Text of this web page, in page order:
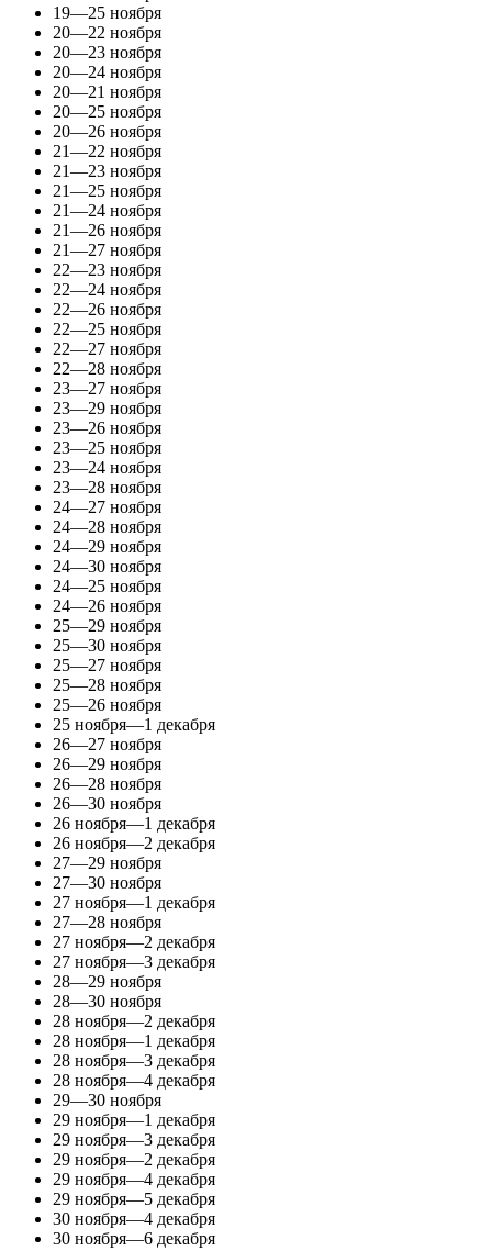
19—25 ноября
20—22 ноября
20—23 ноября
20—24 ноября
20—21 ноября
20—25 ноября
20—26 ноября
21—22 ноября
21—23 ноября
21—25 ноября
21—24 ноября
21—26 ноября
21—27 ноября
22—23 ноября
22—24 ноября
22—26 ноября
22—25 ноября
22—27 ноября
22—28 ноября
23—27 ноября
23—29 ноября
23—26 ноября
23—25 ноября
23—24 ноября
23—28 ноября
24—27 ноября
24—28 ноября
24—29 ноября
24—30 ноября
24—25 ноября
24—26 ноября
25—29 ноября
25—30 ноября
25—27 ноября
25—28 ноября
25—26 ноября
25 ноября—1 декабря
26—27 ноября
26—29 ноября
26—28 ноября
26—30 ноября
26 ноября—1 декабря
26 ноября—2 декабря
27—29 ноября
27—30 ноября
27 ноября—1 декабря
27—28 ноября
27 ноября—2 декабря
27 ноября—3 декабря
28—29 ноября
28—30 ноября
28 ноября—2 декабря
28 ноября—1 декабря
28 ноября—3 декабря
28 ноября—4 декабря
29—30 ноября
29 ноября—1 декабря
29 ноября—3 декабря
29 ноября—2 декабря
29 ноября—4 декабря
29 ноября—5 декабря
30 ноября—4 декабря
30 ноября—6 декабря